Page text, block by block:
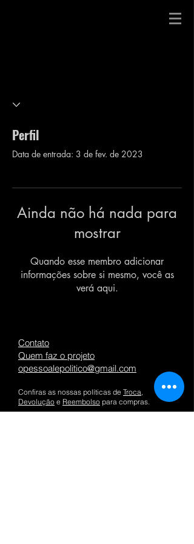
Perfil
Data de entrada: 3 de fev. de 2023
Ainda não há nada para
mostrar
Quando esse membro adicionar
informações sobre si mesmo, você as
verá aqui.
Contato
Quem faz o projeto
opessoalepolitico@gmail.com
Confiras as nossas políticas de Troca,
Devolução e Reembolso para compras.